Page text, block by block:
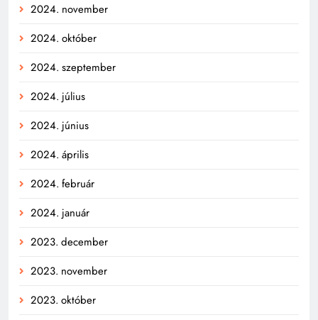
2024. november
2024. október
2024. szeptember
2024. július
2024. június
2024. április
2024. február
2024. január
2023. december
2023. november
2023. október